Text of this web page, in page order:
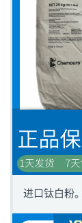
进口钛白粉